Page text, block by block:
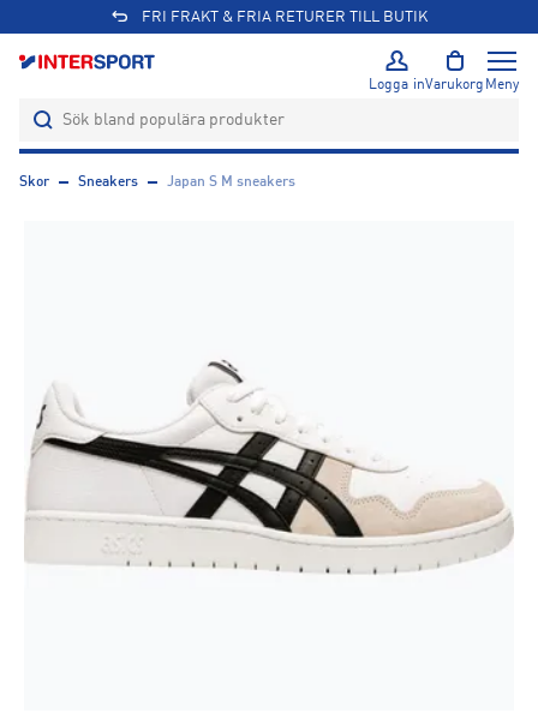
FRI FRAKT & FRIA RETURER TILL BUTIK
Logga inVarukorg Meny
Skor Sneakers Japan S M sneakers